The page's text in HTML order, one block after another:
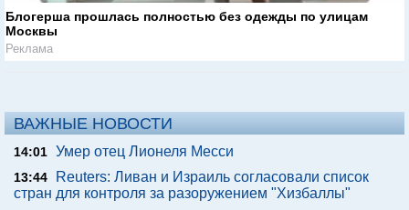
Блогерша прошлась полностью без одежды по улицам
Москвы
Реклама
ВАЖНЫЕ НОВОСТИ
14:01 Умер отец Лионеля Месси
13:44
Reuters: Ливан и Израиль согласовали список
стран для контроля за разоружением "Хизбаллы"